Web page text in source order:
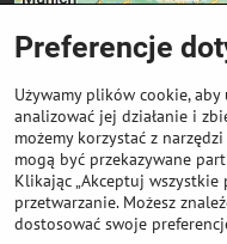
Ważne linki
Preferencje
Używamy plików cookie,
analizować jej działanie i
możemy korzystać z
mogą być przekazywane
Klikając „Akceptuj
przetwarzanie. Możesz
dostosować swoje